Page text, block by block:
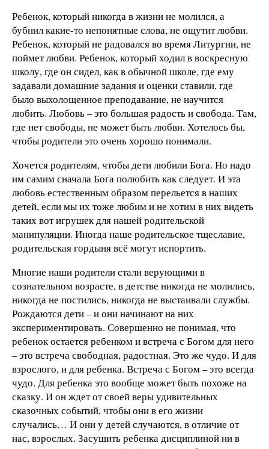
Ребенок, который никогда в жизни не молился, а
бубнил какие-то непонятные слова, не ощутит любви.
Ребенок, который не радовался во время Литургии, не
поймет любви. Ребенок, который ходил в воскресную
школу, где он сидел, как в обычной школе, где ему
задавали домашние задания и оценки ставили, где
было выхолощенное преподавание, не научится
любить. Любовь – это большая радость и свобода. Там,
где нет свободы, не может быть любви. Хотелось бы,
чтобы родители это очень хорошо понимали.
Хочется родителям, чтобы дети любили Бога. Но надо
им самим сначала Бога полюбить как следует. И эта
любовь естественным образом перельется в наших
детей, если мы их тоже любим и не хотим в них видеть
таких вот игрушек для нашей родительской
манипуляции. Иногда наше родительское тщеславие,
родительская гордыня всё могут испортить.
Многие наши родители стали верующими в
сознательном возрасте, в детстве никогда не молились,
никогда не постились, никогда не выстаивали службы.
Рождаются дети – и они начинают на них
экспериментировать. Совершенно не понимая, что
ребенок остается ребенком и встреча с Богом для него
– это встреча свободная, радостная. Это же чудо. И для
взрослого, и для ребенка. Встреча с Богом – это всегда
чудо. Для ребенка это вообще может быть похоже на
сказку. И он ждет от своей веры удивительных
сказочных событий, чтобы они в его жизни
случались… И они у детей случаются, в отличие от
нас, взрослых. Засушить ребенка дисциплиной ни в